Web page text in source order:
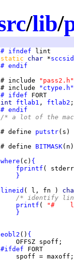
/lib/
# ifndef
static char *sccsid
# endif
# include
"pass2.h"
# include
"ctype.h"
# ifdef
int ftlab1 , ftlab2
# endif
/* a lot of the
# define putstr
# define BITMASK
where (c) {
fprintf (
}
lineid ( l, fn )
/* identify
printf (
}
eobl2 () {
OFFSZ
#ifdef